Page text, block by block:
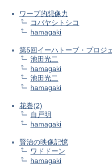
ワープ的想像力
コバヤシトシコ
hamagaki
第5回イーハトーブ・プロジ
池田光二
hamagaki
池田光二
hamagaki
花巻(2)
白戸明
hamagaki
賢治の映像記憶
ワドドーン
hamagaki